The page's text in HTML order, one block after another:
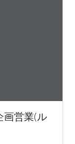
画営業(ル